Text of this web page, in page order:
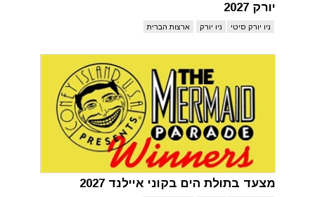
יורק 2027
ניו יורק סיטי ניו יורק ארצות הברית
מצעד בתולת הים בקוני איילנד 2027